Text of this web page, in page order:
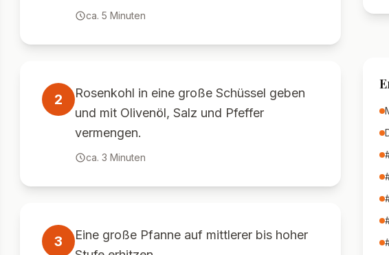
ca. 5 Minuten
2
Rosenkohl in eine große Schüssel geben
und mit Olivenöl, Salz und Pfeffer
vermengen.
ca. 3 Minuten
3
Eine große Pfanne auf mittlerer bis hoher